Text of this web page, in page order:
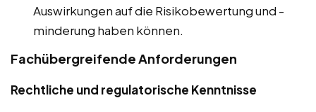
Auswirkungen auf die Risikobewertung und -
minderung haben können.
Fachübergreifende Anforderungen
Rechtliche und regulatorische Kenntnisse